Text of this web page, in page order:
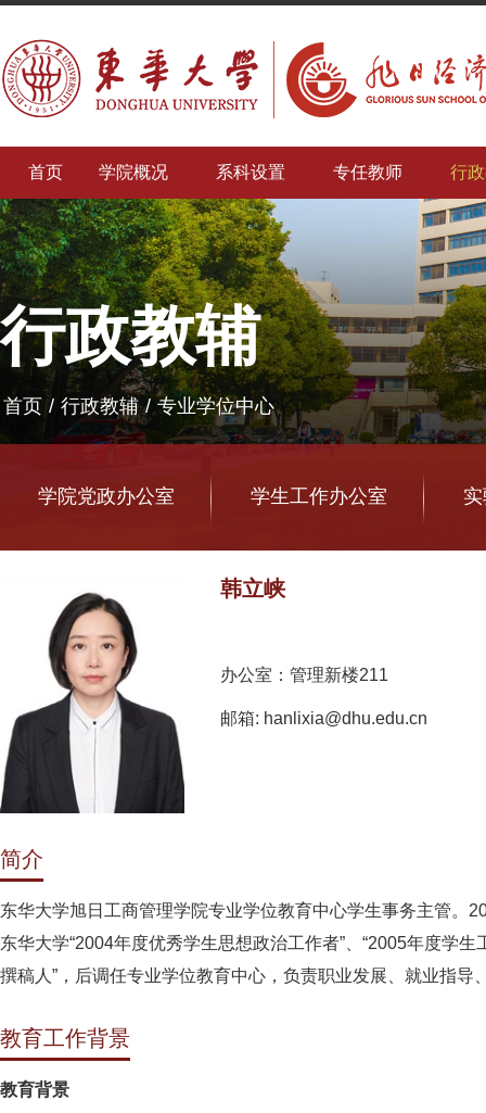
首页 学院概况 系科设置 专任教师 行
行政教辅
首页 / 行政教辅 / 专业学位中心
学院党政办公室 学生工作办公室
韩立峡
办公室：管理新楼211
邮箱: hanlixia@dhu.edu.cn
简介
东华大学旭日工商管理学院专业学位教育中心学生事务主管。
东华大学“2004年度优秀学生思想政治工作者”、“2005年度学
撰稿人”，后调任专业学位教育中心，负责职业发展、就业指
教育工作背景
教育背景